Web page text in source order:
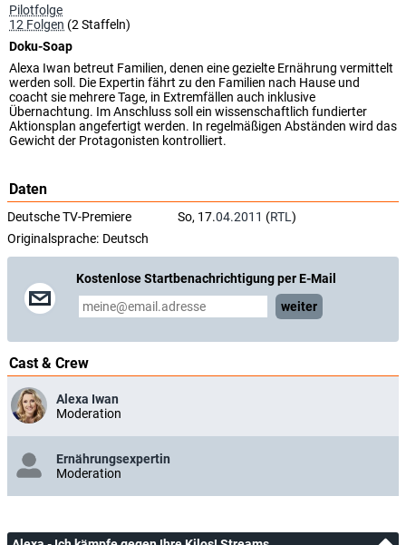
Pilotfolge
12 Folgen (2 Staffeln)
Doku-Soap
Alexa Iwan betreut Familien, denen eine gezielte Ernährung vermittelt
werden soll. Die Expertin fährt zu den Familien nach Hause und
coacht sie mehrere Tage, in Extremfällen auch inklusive
Übernachtung. Im Anschluss soll ein wissenschaftlich fundierter
Aktionsplan angefertigt werden. In regelmäßigen Abständen wird das
Gewicht der Protagonisten kontrolliert.
Daten
Deutsche TV-Premiere So, 17.04.2011 (RTL )
Originalsprache: Deutsch
Kostenlose Startbenachrichtigung per E-Mail
weiter
Cast & Crew
Alexa Iwan
Moderation
Ernährungsexpertin
Moderation